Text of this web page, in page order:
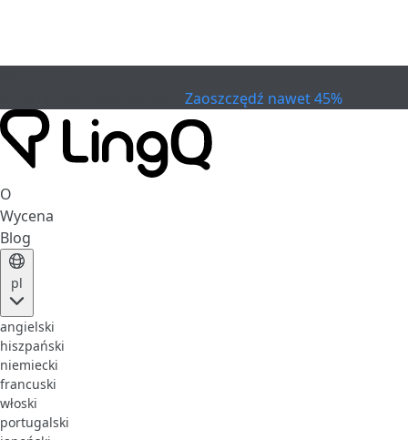
Zaoszczędź nawet 45%
O
Wycena
Blog
pl
angielski
hiszpański
niemiecki
francuski
włoski
portugalski